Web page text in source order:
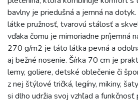
bavlny je priedušná a jemná na
látke pružnosť, tvarovú stálosť a
vďaka čomu je mimoriadne príjemná
270 g/m2 je táto látka pevná a
aj bežné nosenie. Šírka 70 cm je
lemy, goliere, detské oblečenie či
z nej štýlové tričká, legíny, mikiny,
si dlho udržia svoj vzhľad a funkčnosť